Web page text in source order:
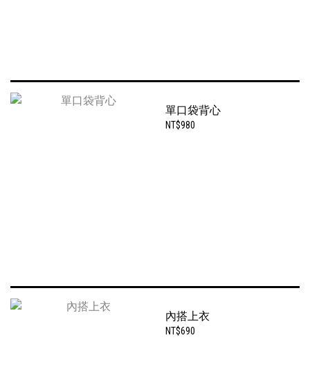
單口袋背心
NT$980
內搭上衣
NT$690